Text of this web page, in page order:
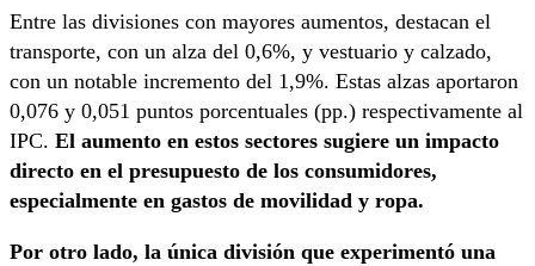
Entre las divisiones con mayores aumentos, destacan el
transporte, con un alza del 0,6%, y vestuario y calzado,
con un notable incremento del 1,9%. Estas alzas aportaron
0,076 y 0,051 puntos porcentuales (pp.) respectivamente al
IPC. El aumento en estos sectores sugiere un impacto
directo en el presupuesto de los consumidores,
especialmente en gastos de movilidad y ropa.
Por otro lado, la única división que experimentó una